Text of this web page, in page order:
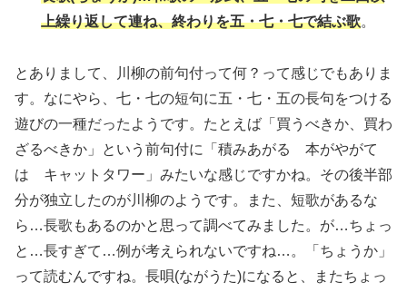
上繰り返して連ね、終わりを五・七・七で結ぶ歌。
とありまして、川柳の前句付って何？って感じでもありま
す。なにやら、七・七の短句に五・七・五の長句をつける
遊びの一種だったようです。たとえば「買うべきか、買わ
ざるべきか」という前句付に「積みあがる 本がやがて
は キャットタワー」みたいな感じですかね。その後半部
分が独立したのが川柳のようです。また、短歌があるな
ら…長歌もあるのかと思って調べてみました。が…ちょっ
と…長すぎて…例が考えられないですね…。「ちょうか」
って読むんですね。長唄(ながうた)になると、またちょっ